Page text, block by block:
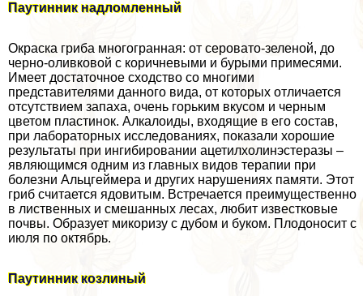
Паутинник надломленный
Окраска гриба многогранная: от серовато-зеленой, до
черно-оливковой с коричневыми и бурыми примесями.
Имеет достаточное сходство со многими
представителями данного вида, от которых отличается
отсутствием запаха, очень горьким вкусом и черным
цветом пластинок. Алкалоиды, входящие в его состав,
при лабораторных исследованиях, показали хорошие
результаты при ингибировании ацетилхолинэстеразы –
являющимся одним из главных видов терапии при
болезни Альцгeймера и других нарушениях памяти. Этот
гриб считается ядовитым. Встречается преимущественно
в лиственных и смешанных лесах, любит известковые
почвы. Образует микоризу с дубом и буком. Плодоносит с
июля по октябрь.
Паутинник козлиный